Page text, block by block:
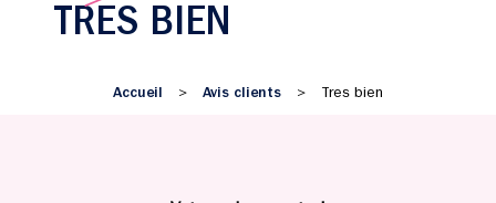
TRES BIEN
Accueil > Avis clients > Tres bien